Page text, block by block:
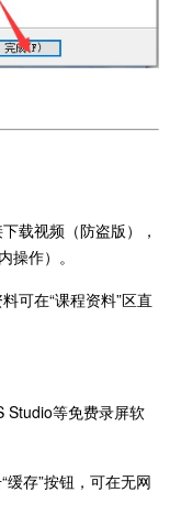
载视频（防盗版），
操作）。
可在“课程资料”区直
Studio等免费录屏软
存”按钮，可在无网